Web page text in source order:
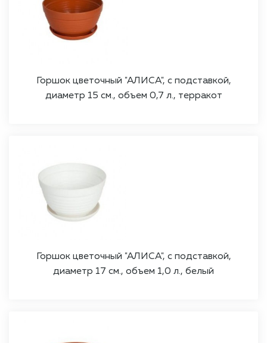
Горшок цветочный "АЛИСА", с подставкой,
диаметр 15 см., объем 0,7 л., терракот
Горшок цветочный "АЛИСА", с подставкой,
диаметр 17 см., объем 1,0 л., белый